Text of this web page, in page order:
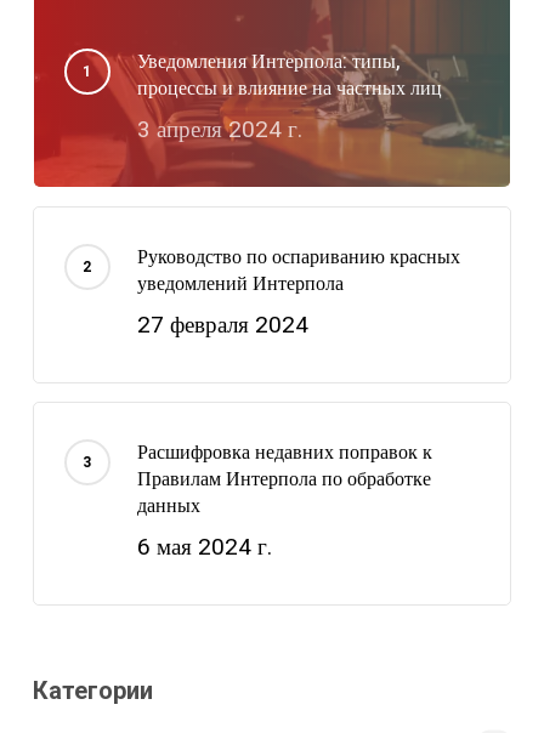
Уведомления Интерпола: типы,
процессы и влияние на частных лиц
3 апреля 2024 г.
Руководство по оспариванию красных
уведомлений Интерпола
27 февраля 2024
Расшифровка недавних поправок к
Правилам Интерпола по обработке
данных
6 мая 2024 г.
Категории